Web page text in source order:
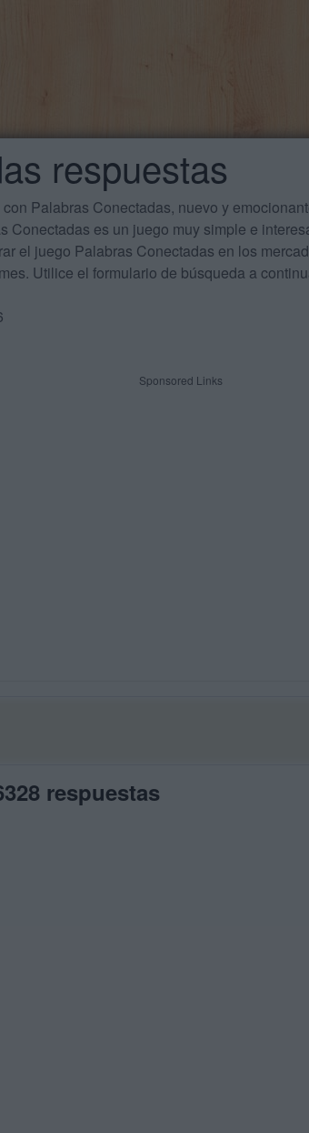
respuestas
Palabras Conectadas, nuevo y
Conectadas es un juego muy simple e
el juego Palabras Conectadas en los
Utilice el formulario de búsqueda a
Sponsored Links
respuestas